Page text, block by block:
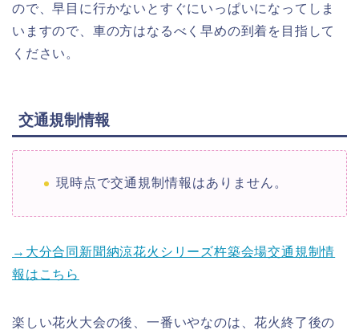
ので、早目に行かないとすぐにいっぱいになってしま
いますので、車の方はなるべく早めの到着を目指して
ください。
交通規制情報
現時点で交通規制情報はありません。
→大分合同新聞納涼花火シリーズ杵築会場交通規制情
報はこちら
楽しい花火大会の後、一番いやなのは、花火終了後の